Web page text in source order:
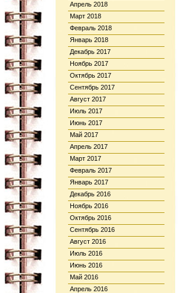
Апрель 2018
Март 2018
Февраль 2018
Январь 2018
Декабрь 2017
Ноябрь 2017
Октябрь 2017
Сентябрь 2017
Август 2017
Июль 2017
Июнь 2017
Май 2017
Апрель 2017
Март 2017
Февраль 2017
Январь 2017
Декабрь 2016
Ноябрь 2016
Октябрь 2016
Сентябрь 2016
Август 2016
Июль 2016
Июнь 2016
Май 2016
Апрель 2016